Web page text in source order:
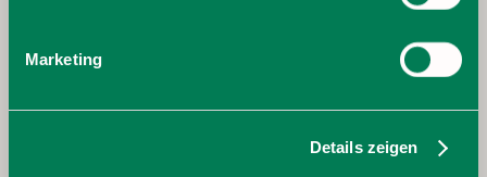
Marketing
Details zeigen